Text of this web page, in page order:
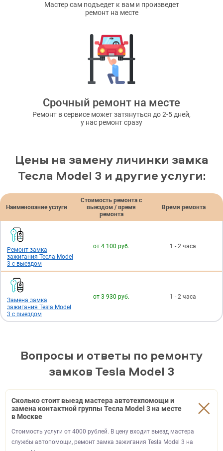
Мастер сам подъедет к вам и произведет
ремонт на месте
Срочный ремонт на месте
Ремонт в сервисе может затянуться до 2-5 дней,
у нас ремонт сразу
Цены на замену личинки замка
Тесла Model 3 и другие услуги:
Наименование услуги
Стоимость ремонта с
выездом / время
ремонта
Время ремонта
Ремонт замка
зажигания Тесла Model
3 с выездом
от 4 100 руб. 1 - 2 часа
Замена замка
зажигания Tesla Model
3 с выездом
от 3 930 руб. 1 - 2 часа
Вопросы и ответы по ремонту
замков Tesla Model 3
Сколько стоит выезд мастера автотехпомощи и
замена контактной группы Тесла Model 3 на месте
в Москве
Стоимость услуги от 4000 рублей. В цену входит выезд мастера
службы автопомощи, ремонт замка зажигания Tesla Model 3 на